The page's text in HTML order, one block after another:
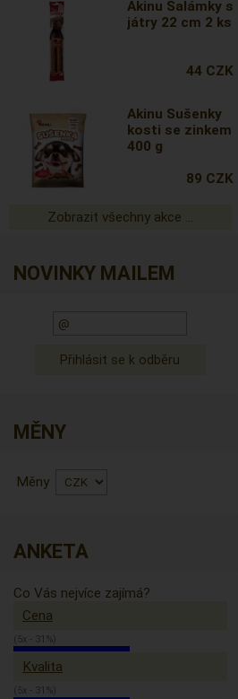
Akinu Salámky s
játry 22 cm 2 ks
44 CZK
Akinu Sušenky
kosti se zinkem
400 g
89 CZK
Zobrazit všechny akce ...
NOVINKY MAILEM
MĚNY
Měny
ANKETA
Co Vás nejvíce zajímá?
Cena
(5x - 31%)
Kvalita
(5x - 31%)